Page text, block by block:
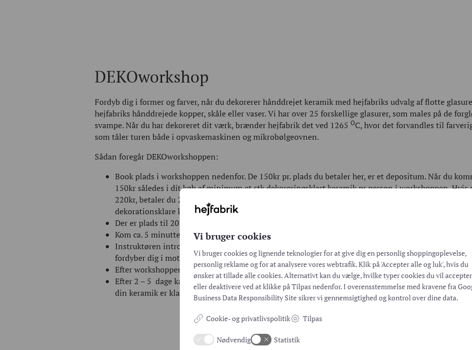
DEKOworkshop
Fordyb dig i former og farver, når du dekorerer hånddrejet keramik med hejfabriks udvalg af flotte
hejfabriks hånddrejede kopper, skåle eller vaser. Vi har over 25 forskellige glasurer, som males på de
svampe. Når du har dekoreret dit værk, brænder hejfabrik det ved 1265 OC, hvor det forvandles til
som tåler turen både i opvaskemaskinen og mikrobølgeovnen.
Sådan foregår DEKOworkshoppen:
Book plads i workshoppen nedenfor. De 150kr pr. plads du betaler her, er et depositum. Når du
150kr således i dit køb af minimum et stk dekoreringsklart keramik pr person i workshoppen. Hvis
220kr, betaler du 220 – 150 = 70kr efter endt workshop. Hvis du ikke maler noget, har det kostet
dekorationsklare keramik koster fra 180 kr. inklusiv glasurer og brænding.
Der er plads til 20 deltagere pr. hold.
Kom ca. 5 minutter før workshoppen begynder – så har vi et forklæde parat til dig.
Instruktøren introducerer dig til hejfabriks udvalg af keramik, glasurer og teknikker. Du vælger den
fordyber dig i motiver og farver. Gennem hele processen kan du få vejledning og inspiration af
Efter workshoppen overlades dine færdigdekorerede værker til glasurbrændingen i hejfabrik.
Efter 2 – 5 dage kan keramikken afhentes eller sendes (forsendelse fra 80 kr.) efter aftale med
din keramik er klar til afhentning i hejfabrik, hvis ikke andet er aftalt.
Deko 2 timer
Vi bruger cookies
Vi bruger cookies og lignende teknologier for at give dig en personlig shoppingoplevelse,
personlig reklame og for at analysere vores webtrafik. Klik på 'Accepter alle og luk', hvis du
ønsker at tillade alle cookies. Alternativt kan du vælge, hvilke typer cookies du vil
eller deaktivere ved at klikke på Tilpas nedenfor. I overensstemmelse med kravene fra
Business Data Responsibility Sitesikrer vi gennemsigtighed og kontrol over dine data.
Cookie- og privatlivspolitik Tilpas
Nødvendig Statistik